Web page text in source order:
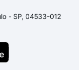
- SP, 04533-012